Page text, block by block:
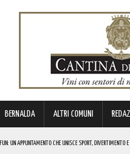
BERNALDA ALTRI COMUNI
UN APPUNTAMENTO CHE UNISCE SPORT, DIVERTIMENTO